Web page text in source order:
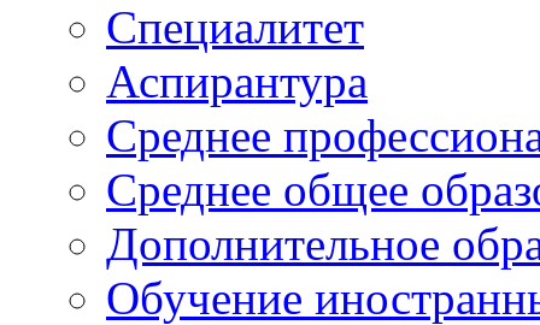
Специалитет
Аспирантура
Среднее
Среднее общее
Дополнительное
Обучение